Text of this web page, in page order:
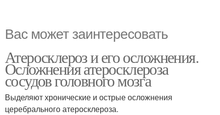
Вас может заинтересовать
Атеросклероз и его осложнения.
Осложнения атеросклероза
сосудов головного мозга
Выделяют хронические и острые осложнения
церебрального атеросклероза.